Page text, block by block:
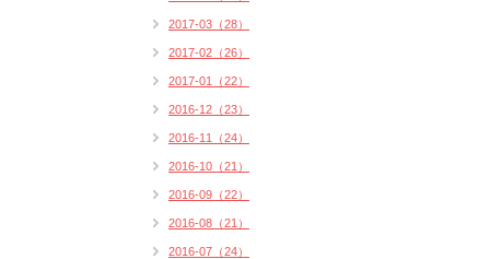
2017-03（28）
2017-02（26）
2017-01（22）
2016-12（23）
2016-11（24）
2016-10（21）
2016-09（22）
2016-08（21）
2016-07（24）